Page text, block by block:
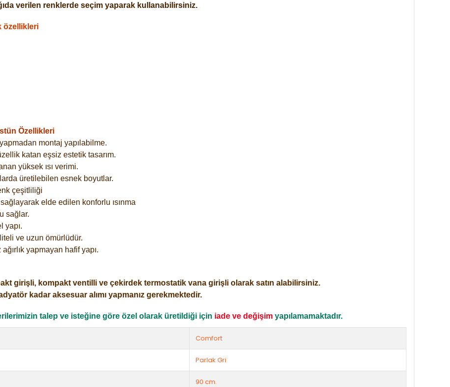
verilen renklerde seçim yaparak kullanabilirsiniz.
özellikleri
Özellikleri
montaj yapılabilme.
katan eşsiz estetik tasarım.
yüksek ısı verimi.
üretilebilen esnek boyutlar.
çeşitliliği
sağlayarak elde edilen konforlu ısınma
sağlar.
yapı.
ve uzun ömürlüdür.
yapmayan hafif yapı.
girişli, kompakt ventilli ve çekirdek termostatik vana girişli olarak satın alabilirsiniz.
kadar aksesuar alımı yapmanız gerekmektedir.
talep ve isteğine göre özel olarak üretildiği için iade ve değişim yapılamamaktadır.
Comfort
Parlak Gri
90 cm.